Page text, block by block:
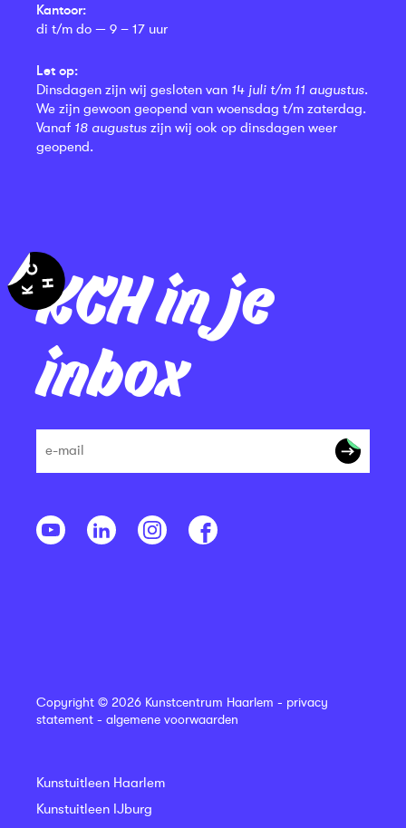
KCH in je
inbox
Kantoor:
di t/m do — 9 – 17 uur
Let op:
Dinsdagen zijn wij gesloten van 14 juli t/m 11 augustus.
We zijn gewoon geopend van woensdag t/m zaterdag.
Vanaf 18 augustus zijn wij ook op dinsdagen weer
geopend.
Copyright © 2026 Kunstcentrum Haarlem - privacy
statement - algemene voorwaarden
Kunstuitleen Haarlem
Kunstuitleen IJburg